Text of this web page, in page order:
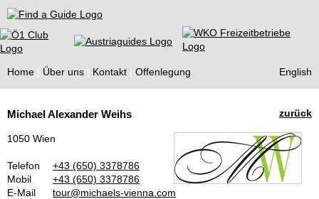
Find a Guide
Home Über uns Kontakt Offenlegung English
Guides
zurück
Michael Alexander Weihs
1050 Wien
Telefon
+43 (650) 3378786
Mobil
+43 (650) 3378786
E-Mail
tour@michaels-vienna.com